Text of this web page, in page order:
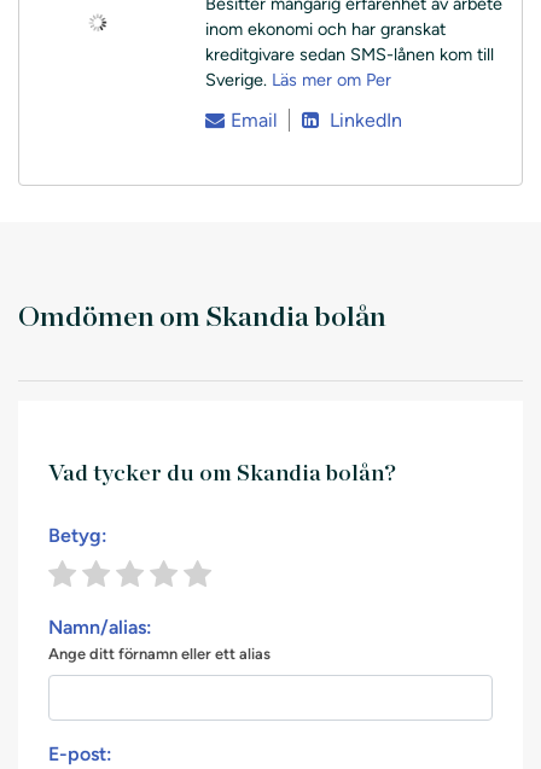
inom ekonomi och har granskat
kreditgivare sedan SMS-lånen kom till
Sverige. Läs mer om Per
Email LinkedIn
Omdömen om Skandia bolån
Vad tycker du om Skandia bolån?
Betyg:
Namn/alias:
Ange ditt förnamn eller ett alias
E-post: